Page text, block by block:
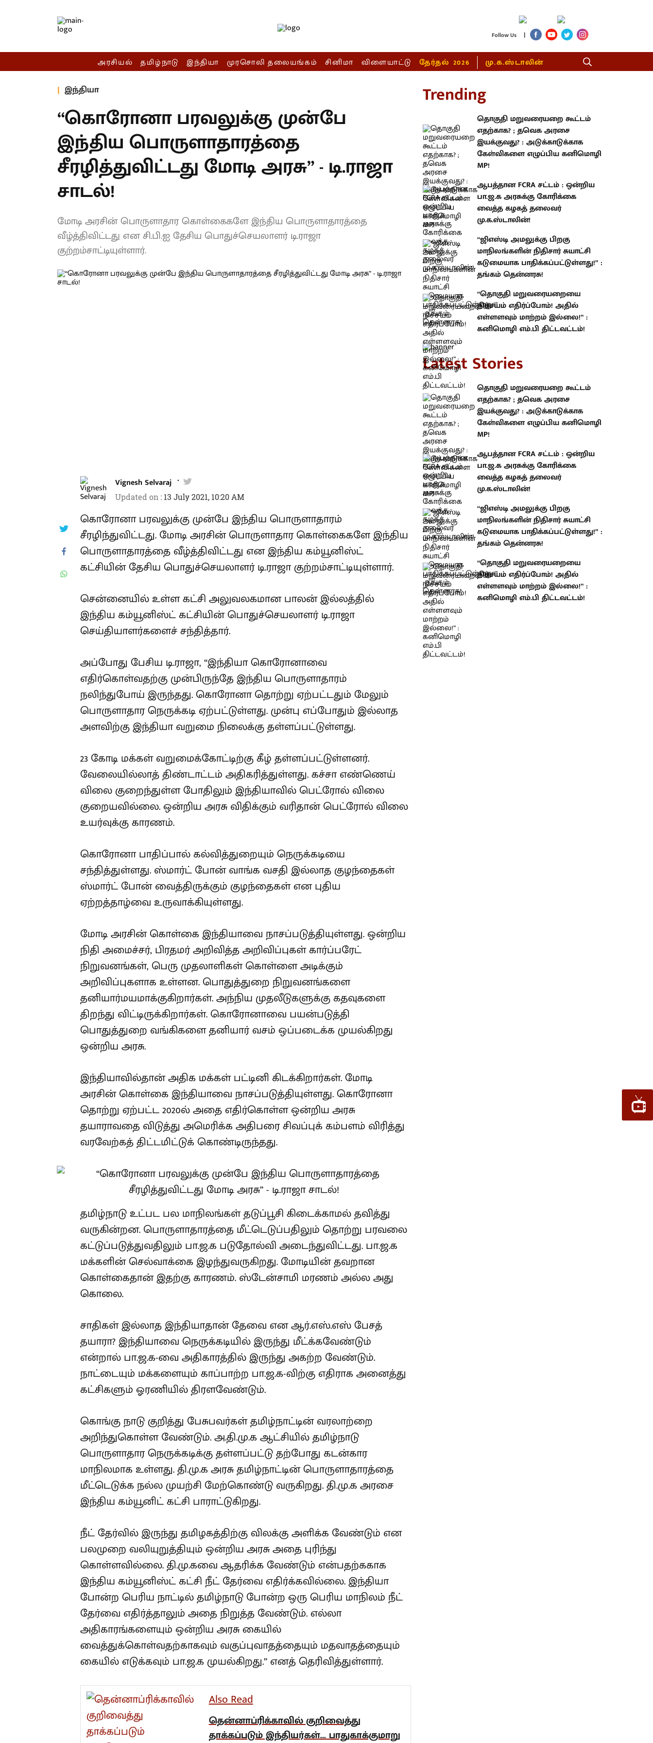
Follow Us |
அரசியல் தமிழ்நாடு இந்தியா முரசொலி தலையங்கம் சினிமா விளையாட்டு தேர்தல் 2026 மு.க.ஸ்டாலின்
இந்தியா
“கொரோனா பரவலுக்கு முன்பே
இந்திய பொருளாதாரத்தை
சீரழித்துவிட்டது மோடி அரசு” - டி.ராஜா
சாடல்!
மோடி அரசின் பொருளாதார கொள்கைகளே இந்திய பொருளாதாரத்தை
வீழ்த்திவிட்டது என சி.பி.ஐ தேசிய பொதுச்செயலாளர் டி.ராஜா
குற்றம்சாட்டியுள்ளார்.
Vignesh Selvaraj
Updated on : 13 July 2021, 10:20 AM
கொரோனா பரவலுக்கு முன்பே இந்திய பொருளாதாரம்
சீரழிந்துவிட்டது. மோடி அரசின் பொருளாதார கொள்கைகளே இந்திய
பொருளாதாரத்தை வீழ்த்திவிட்டது என இந்திய கம்யூனிஸ்ட்
கட்சியின் தேசிய பொதுச்செயலாளர் டி.ராஜா குற்றம்சாட்டியுள்ளார்.
சென்னையில் உள்ள கட்சி அலுவலகமான பாலன் இல்லத்தில்
இந்திய கம்யூனிஸ்ட் கட்சியின் பொதுச்செயலாளர் டி.ராஜா
செய்தியாளர்களைச் சந்தித்தார்.
அப்போது பேசிய டி.ராஜா, “இந்தியா கொரோனாவை
எதிர்கொள்வதற்கு முன்பிருந்தே இந்திய பொருளாதாரம்
நலிந்துபோய் இருந்தது. கொரோனா தொற்று ஏற்பட்டதும் மேலும்
பொருளாதார நெருக்கடி ஏற்பட்டுள்ளது. முன்பு எப்போதும் இல்லாத
அளவிற்கு இந்தியா வறுமை நிலைக்கு தள்ளப்பட்டுள்ளது.
23 கோடி மக்கள் வறுமைக்கோட்டிற்கு கீழ் தள்ளப்பட்டுள்ளனர்.
வேலையில்லாத் திண்டாட்டம் அதிகரித்துள்ளது. கச்சா எண்ணெய்
விலை குறைந்துள்ள போதிலும் இந்தியாவில் பெட்ரோல் விலை
குறையவில்லை. ஒன்றிய அரசு விதிக்கும் வரிதான் பெட்ரோல் விலை
உயர்வுக்கு காரணம்.
கொரோனா பாதிப்பால் கல்வித்துறையும் நெருக்கடியை
சந்தித்துள்ளது. ஸ்மார்ட் போன் வாங்க வசதி இல்லாத குழந்தைகள்
ஸ்மார்ட் போன் வைத்திருக்கும் குழந்தைகள் என புதிய
ஏற்றத்தாழ்வை உருவாக்கியுள்ளது.
மோடி அரசின் கொள்கை இந்தியாவை நாசப்படுத்தியுள்ளது. ஒன்றிய
நிதி அமைச்சர், பிரதமர் அறிவித்த அறிவிப்புகள் கார்ப்பரேட்
நிறுவனங்கள், பெரு முதலாளிகள் கொள்ளை அடிக்கும்
அறிவிப்புகளாக உள்ளன. பொதுத்துறை நிறுவனங்களை
தனியார்மயமாக்குகிறார்கள். அந்நிய முதலீடுகளுக்கு கதவுகளை
திறந்து விட்டிருக்கிறார்கள். கொரோனாவை பயன்படுத்தி
பொதுத்துறை வங்கிகளை தனியார் வசம் ஒப்படைக்க முயல்கிறது
ஒன்றிய அரசு.
இந்தியாவில்தான் அதிக மக்கள் பட்டினி கிடக்கிறார்கள். மோடி
அரசின் கொள்கை இந்தியாவை நாசப்படுத்தியுள்ளது. கொரோனா
தொற்று ஏற்பட்ட 2020ல் அதை எதிர்கொள்ள ஒன்றிய அரசு
தயாராவதை விடுத்து அமெரிக்க அதிபரை சிவப்புக் கம்பளம் விரித்து
வரவேற்கத் திட்டமிட்டுக் கொண்டிருந்தது.
தமிழ்நாடு உட்பட பல மாநிலங்கள் தடுப்பூசி கிடைக்காமல் தவித்து
வருகின்றன. பொருளாதாரத்தை மீட்டெடுப்பதிலும் தொற்று பரவலை
கட்டுப்படுத்துவதிலும் பா.ஜ.க படுதோல்வி அடைந்துவிட்டது. பா.ஜ.க
மக்களின் செல்வாக்கை இழந்துவருகிறது. மோடியின் தவறான
கொள்கைதான் இதற்கு காரணம். ஸ்டேன்சாமி மரணம் அல்ல அது
கொலை.
சாதிகள் இல்லாத இந்தியாதான் தேவை என ஆர்.எஸ்.எஸ் பேசத்
தயாரா? இந்தியாவை நெருக்கடியில் இருந்து மீட்க்கவேண்டும்
என்றால் பா.ஜ.க-வை அதிகாரத்தில் இருந்து அகற்ற வேண்டும்.
நாட்டையும் மக்களையும் காப்பாற்ற பா.ஜ.க-விற்கு எதிராக அனைத்து
கட்சிகளும் ஓரணியில் திரளவேண்டும்.
கொங்கு நாடு குறித்து பேசுபவர்கள் தமிழ்நாட்டின் வரலாற்றை
அறிந்துகொள்ள வேண்டும். அ.தி.மு.க ஆட்சியில் தமிழ்நாடு
பொருளாதார நெருக்கடிக்கு தள்ளப்பட்டு தற்போது கடன்கார
மாநிலமாக உள்ளது. தி.மு.க அரசு தமிழ்நாட்டின் பொருளாதாரத்தை
மீட்டெடுக்க நல்ல முயற்சி மேற்கொண்டு வருகிறது. தி.மு.க அரசை
இந்திய கம்யூனிட் கட்சி பாராட்டுகிறது.
நீட் தேர்வில் இருந்து தமிழகத்திற்கு விலக்கு அளிக்க வேண்டும் என
பலமுறை வலியுறுத்தியும் ஒன்றிய அரசு அதை புரிந்து
கொள்ளவில்லை. தி.மு.கவை ஆதரிக்க வேண்டும் என்பதற்ககாக
இந்திய கம்யூனிஸ்ட் கட்சி நீட் தேர்வை எதிர்க்கவில்லை. இந்தியா
போன்ற பெரிய நாட்டில் தமிழ்நாடு போன்ற ஒரு பெரிய மாநிலம் நீட்
தேர்வை எதிர்த்தாலும் அதை நிறுத்த வேண்டும். எல்லா
அதிகாரங்களையும் ஒன்றிய அரசு கையில்
வைத்துக்கொள்வதற்காகவும் வகுப்புவாதத்தையும் மதவாதத்தையும்
கையில் எடுக்கவும் பா.ஜ.க முயல்கிறது.” எனத் தெரிவித்துள்ளார்.
Also Read
தென்னாப்ரிக்காவில் குறிவைத்து
தாக்கப்படும் இந்தியர்கள்... பாதுகாக்குமாறு
Trending
தொகுதி மறுவரையறை கூட்டம்
எதற்காக? ; தவெக அரசை
இயக்குவது? : அடுக்காடுக்காக
கேள்விகளை எழுப்பிய கனிமொழி
MP!
ஆபத்தான FCRA சட்டம் : ஒன்றிய
பா.ஜ.க அரசுக்கு கோரிக்கை
வைத்த கழகத் தலைவர்
மு.க.ஸ்டாலின்!
“ஜிஎஸ்டி அமலுக்கு பிறகு
மாநிலங்களின் நிதிசார் சுயாட்சி
கடுமையாக பாதிக்கப்பட்டுள்ளது!” :
தங்கம் தென்னரசு!
“தொகுதி மறுவரையறையை
நிச்சயம் எதிர்ப்போம்! அதில்
எள்ளளவும் மாற்றம் இல்லை!” :
கனிமொழி எம்.பி திட்டவட்டம்!
Latest Stories
தொகுதி மறுவரையறை கூட்டம்
எதற்காக? ; தவெக அரசை
இயக்குவது? : அடுக்காடுக்காக
கேள்விகளை எழுப்பிய கனிமொழி
MP!
ஆபத்தான FCRA சட்டம் : ஒன்றிய
பா.ஜ.க அரசுக்கு கோரிக்கை
வைத்த கழகத் தலைவர்
மு.க.ஸ்டாலின்!
“ஜிஎஸ்டி அமலுக்கு பிறகு
மாநிலங்களின் நிதிசார் சுயாட்சி
கடுமையாக பாதிக்கப்பட்டுள்ளது!” :
தங்கம் தென்னரசு!
“தொகுதி மறுவரையறையை
நிச்சயம் எதிர்ப்போம்! அதில்
எள்ளளவும் மாற்றம் இல்லை!” :
கனிமொழி எம்.பி திட்டவட்டம்!